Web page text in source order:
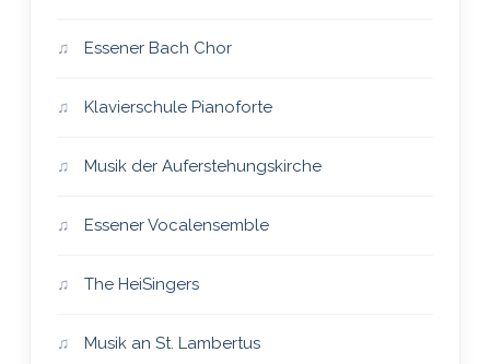
Essener Bach Chor
Klavierschule Pianoforte
Musik der Auferstehungskirche
Essener Vocalensemble
The HeiSingers
Musik an St. Lambertus